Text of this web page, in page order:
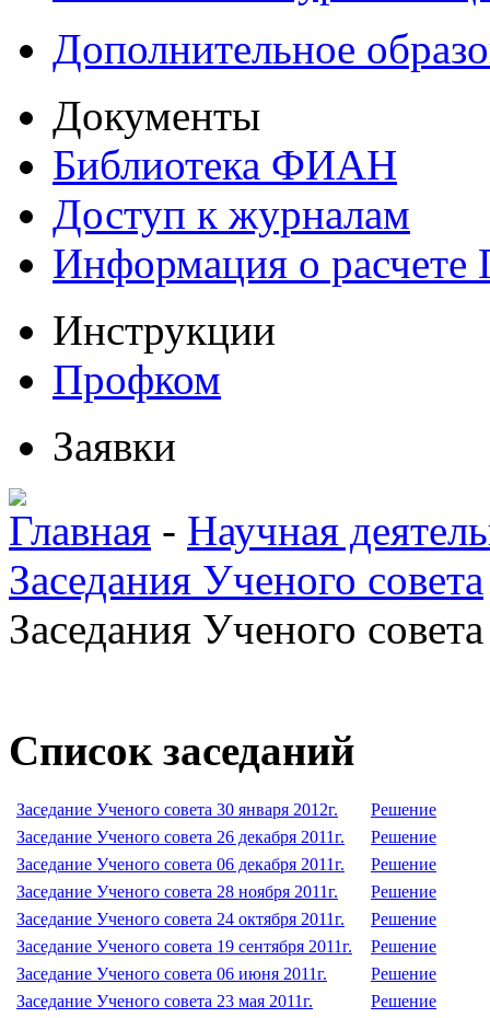
Дополнительное
Документы
Библиотека ФИАН
Доступ к журналам
Информация о
Инструкции
Профком
Заявки
Главная - Научная
Заседания Ученого совета
Заседания Ученого
Список заседаний
Заседание Ученого совета 30 января 2012г.
Решение
Заседание Ученого совета 26 декабря 2011г.
Решение
Заседание Ученого совета 06 декабря 2011г.
Решение
Заседание Ученого совета 28 ноября 2011г.
Решение
Заседание Ученого совета 24 октября 2011г.
Решение
Заседание Ученого совета 19 сентября 2011г.
Решение
Заседание Ученого совета 06 июня 2011г.
Решение
Заседание Ученого совета 23 мая 2011г.
Решение